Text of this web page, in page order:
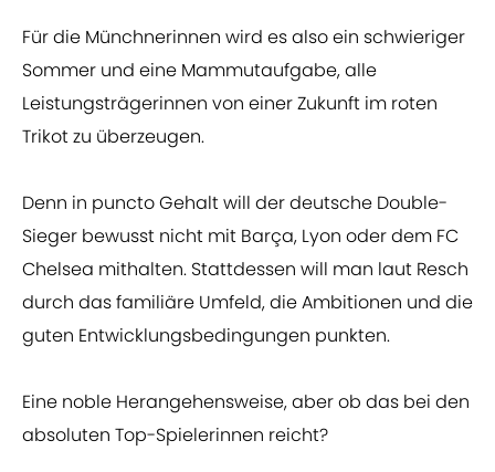
Für die Münchnerinnen wird es also ein schwieriger
Sommer und eine Mammutaufgabe, alle
Leistungsträgerinnen von einer Zukunft im roten
Trikot zu überzeugen.
Denn in puncto Gehalt will der deutsche Double-
Sieger bewusst nicht mit Barça, Lyon oder dem FC
Chelsea mithalten. Stattdessen will man laut Resch
durch das familiäre Umfeld, die Ambitionen und die
guten Entwicklungsbedingungen punkten.
Eine noble Herangehensweise, aber ob das bei den
absoluten Top-Spielerinnen reicht?